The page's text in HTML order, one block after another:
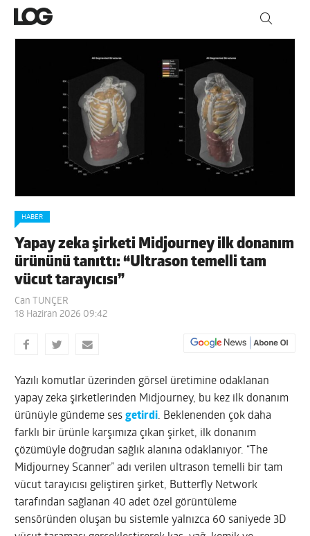
HABER
Yapay zeka şirketi Midjourney ilk donanım
ürününü tanıttı: “Ultrason temelli tam
vücut tarayıcısı”
Can TUNÇER
18 Haziran 2026 09:42
Yazılı komutlar üzerinden görsel üretimine odaklanan
yapay zeka şirketlerinden Midjourney, bu kez ilk donanım
ürünüyle gündeme sesgetirdi. Beklenenden çok daha
farklı bir ürünle karşımıza çıkan şirket, ilk donanım
çözümüyle doğrudan sağlık alanına odaklanıyor. “The
Midjourney Scanner” adı verilen ultrason temelli bir tam
vücut tarayıcısı geliştiren şirket, Butterfly Network
tarafından sağlanan 40 adet özel görüntüleme
sensöründen oluşan bu sistemle yalnızca 60 saniyede 3D